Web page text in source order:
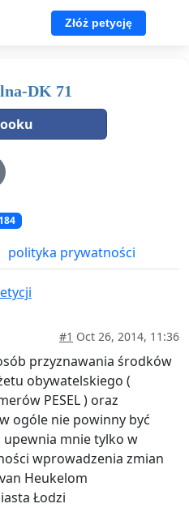
Złóż petycję
DK 71
184
polityka prywatności
#1 Oct 26, 2014, 11:36
przyznawania środków
obywatelskiego (
PESEL ) oraz
ogóle nie powinny być
mnie tylko w
wprowadzenia zmian
Heukelom
Łodzi